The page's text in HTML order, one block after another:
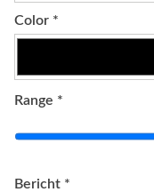
Color *
Range *
Bericht *